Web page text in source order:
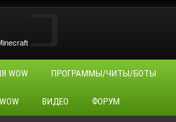
WOW ПРОГРАММЫ/ЧИТЫ/БОТЫ
ВИДЕО ФОРУМ